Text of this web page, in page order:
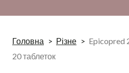
Головна Різне
Epicopred
20 таблеток